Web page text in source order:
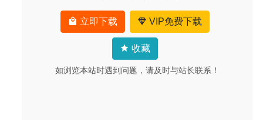
立即下载 VIP免费下载
收藏
如浏览本站时遇到问题，请及时与站长联系！
Iridient Developer 3.3.11 – 非常专业的RAW转换工具
Understand 5.1 (1025) – 源代码静态分析审查工具